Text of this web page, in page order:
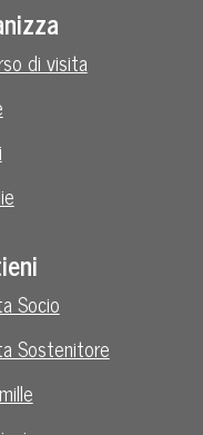
di visita
Socio
Sostenitore